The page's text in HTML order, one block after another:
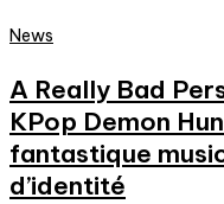
News
A Really Bad
KPop Demon
fantastique
d’identité